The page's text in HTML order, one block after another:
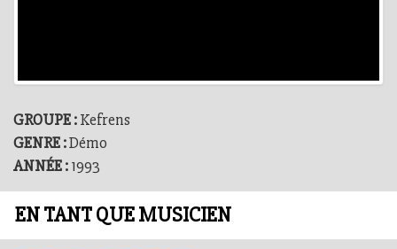
GROUPE :Kefrens
GENRE :Démo
ANNÉE :1993
EN TANT QUE MUSICIEN